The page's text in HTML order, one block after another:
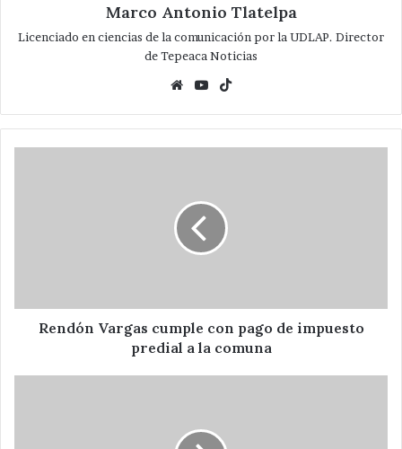
Marco Antonio Tlatelpa
Licenciado en ciencias de la comunicación por la UDLAP. Director
de Tepeaca Noticias
WebsiteYouTube
a
Rendón Vargas cumple con pago de impuesto
predial a la comuna